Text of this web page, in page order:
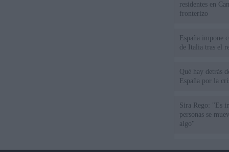
residentes en
fronterizo
España impone
de Italia tras el
Qué hay detrás
España por la
Sira Rego: "Es
personas se
algo"